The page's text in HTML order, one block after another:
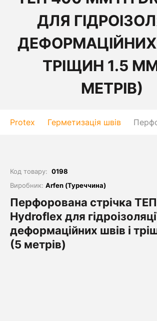
ДЛЯ
ДЕФОРМАЦІЙНИХ
ТРІЩИН 1.5
МЕТРІВ)
Protex Герметизація швів
Код товару: 0198
Виробник: Arfen (Туреччина)
Перфорована стрічка
Hydroflex для
деформаційних швів і
(5 метрів)